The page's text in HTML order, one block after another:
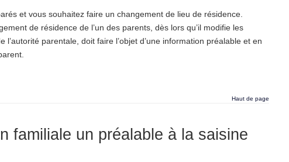
et vous souhaitez faire un changement de lieu de résidence.
de résidence de l’un des parents, dès lors qu’il modifie les
l’autorité parentale, doit faire l’objet d’une information préalable et en
Haut de page
familiale un préalable à la saisine